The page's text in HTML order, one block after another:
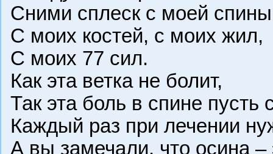
Сними сплеск с моей
С моих костей, с моих жил,
С моих 77 сил.
Как эта ветка не болит,
Так эта боль в спине пусть
Каждый раз при лечении
А вы замечали, что осина –